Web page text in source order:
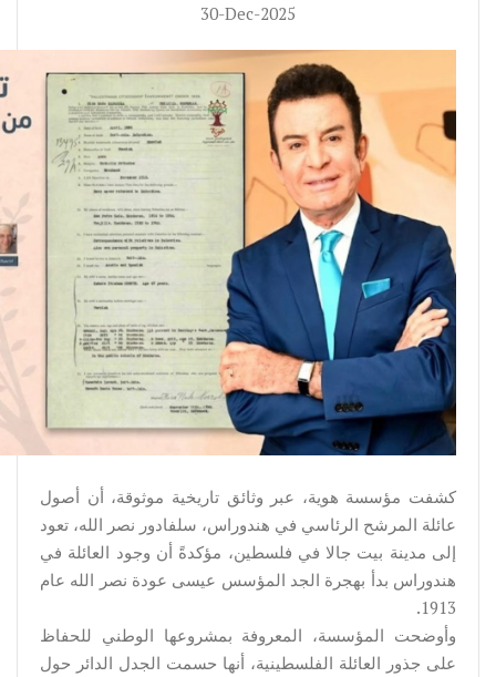
30-Dec-2025
كشفت مؤسسة هوية، عبر وثائق تاريخية موثوقة، أن أصول
عائلة المرشح الرئاسي في هندوراس، سلفادور نصر الله، تعود
إلى مدينة بيت جالا في فلسطين، مؤكدةً أن وجود العائلة في
هندوراس بدأ بهجرة الجد المؤسس عيسى عودة نصر الله عام
1913.
وأوضحت المؤسسة، المعروفة بمشروعها الوطني للحفاظ
على جذور العائلة الفلسطينية، أنها حسمت الجدل الدائر حول